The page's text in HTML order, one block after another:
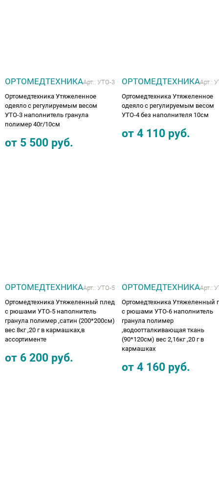
ОРТОМЕДТЕХНИКААрт.: УТО-3
Ортомедтехника Утяжеленное
одеяло с регулируемым весом
УТО-3 наполнитель гранула
полимер 40г/10см
от 5 500 руб.
ОРТОМЕДТЕХНИКААрт.:
Ортомедтехника Утяжеленное
одеяло с регулируемым весом
УТО-4 без наполнителя 10см
от 4 110 руб.
ОРТОМЕДТЕХНИКААрт.: УТО-5
Ортомедтехника Утяжеленный плед
с рюшами УТО-5 наполнитель
гранула полимер ,сатин (200*200см)
вес 8кг ,20 г в кармашках,в
ассортименте
от 6 200 руб.
ОРТОМЕДТЕХНИКААрт.:
Ортомедтехника Утяжеленный
с рюшами УТО-6 наполнитель
гранула полимер
,водоотталкивающая ткань
(90*120см) вес 2,16кг ,20 г в
кармашках
от 4 160 руб.
Противопролежневые матрасы, подушки
ОПОРЫ, ВЕРТИКАЛИЗАТОРЫ, Оборудование
для ЛФК
Одежда ортопедическая (адаптивная) для